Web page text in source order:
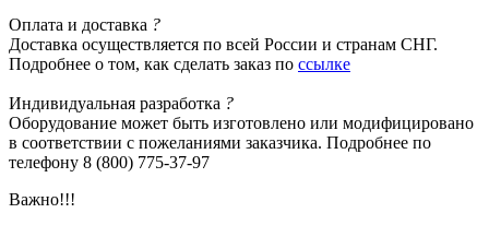
Оплата и доставка ?
Доставка осуществляется по всей России и странам СНГ.
Подробнее о том, как сделать заказ по ссылке
Индивидуальная разработка ?
Оборудование может быть изготовлено или модифицировано
в соответствии с пожеланиями заказчика. Подробнее по
телефону 8 (800) 775-37-97
Важно!!!